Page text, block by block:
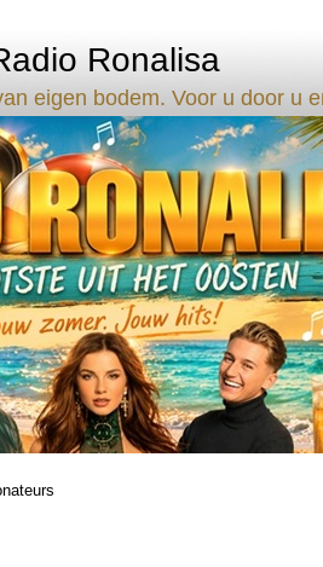
Ronalisa
eigen bodem. Voor u door u